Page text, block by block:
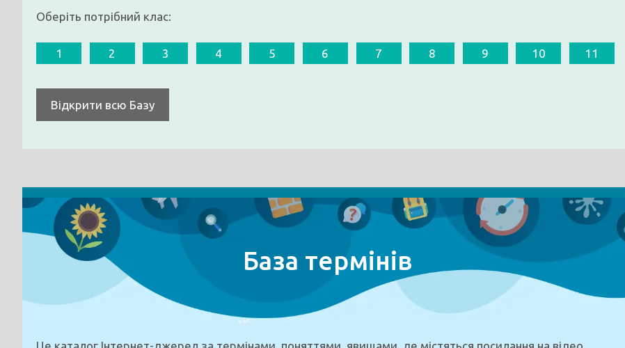
Оберіть потрібний клас:
1 2 3 4 5 6 7 8 9 10 11
Відкрити всю Базу
База термінів